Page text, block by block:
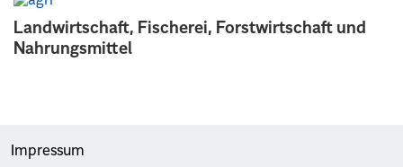
Landwirtschaft, Fischerei, Forstwirtschaft und
Nahrungsmittel
Impressum